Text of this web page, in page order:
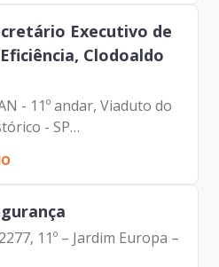
Executivo de
Clodoaldo
- 11º andar, Viaduto do
- SP
Participantes: - Francisco
SP - André
11º – Jardim Europa –